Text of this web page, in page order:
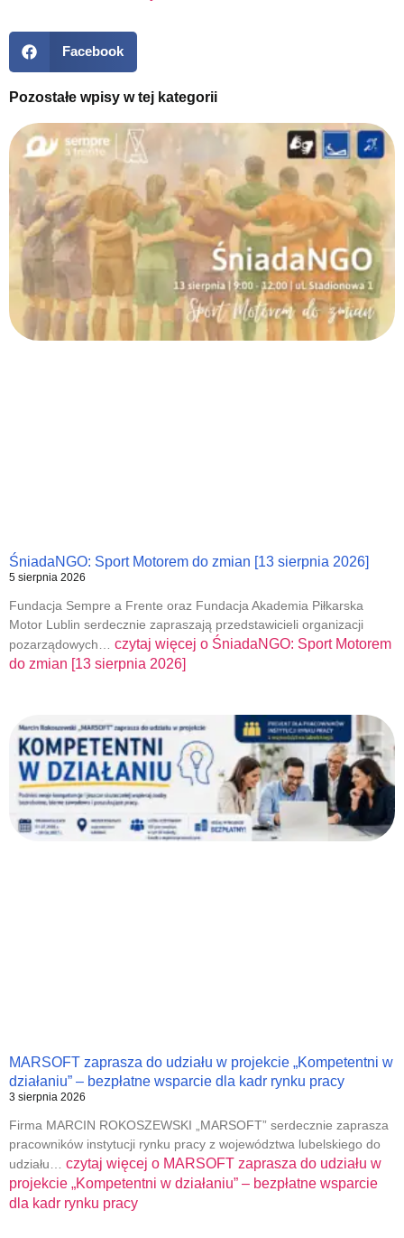
Facebook
Pozostałe wpisy w tej kategorii
ŚniadaNGO: Sport Motorem do zmian [13 sierpnia 2026]
5 sierpnia 2026
Fundacja Sempre a Frente oraz Fundacja Akademia Piłkarska
Motor Lublin serdecznie zapraszają przedstawicieli organizacji
pozarządowych… czytaj więcej o ŚniadaNGO: Sport Motorem
do zmian [13 sierpnia 2026]
MARSOFT zaprasza do udziału w projekcie „Kompetentni w
działaniu” – bezpłatne wsparcie dla kadr rynku pracy
3 sierpnia 2026
Firma MARCIN ROKOSZEWSKI „MARSOFT” serdecznie zaprasza
pracowników instytucji rynku pracy z województwa lubelskiego do
udziału… czytaj więcej o MARSOFT zaprasza do udziału w
projekcie „Kompetentni w działaniu” – bezpłatne wsparcie
dla kadr rynku pracy